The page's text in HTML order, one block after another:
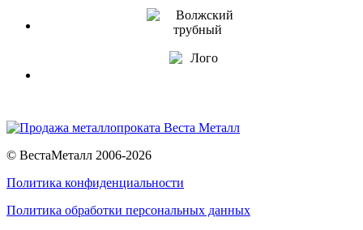
© ВестаМеталл 2006-2026
Политика конфиденциальности
Политика обработки персональных данных